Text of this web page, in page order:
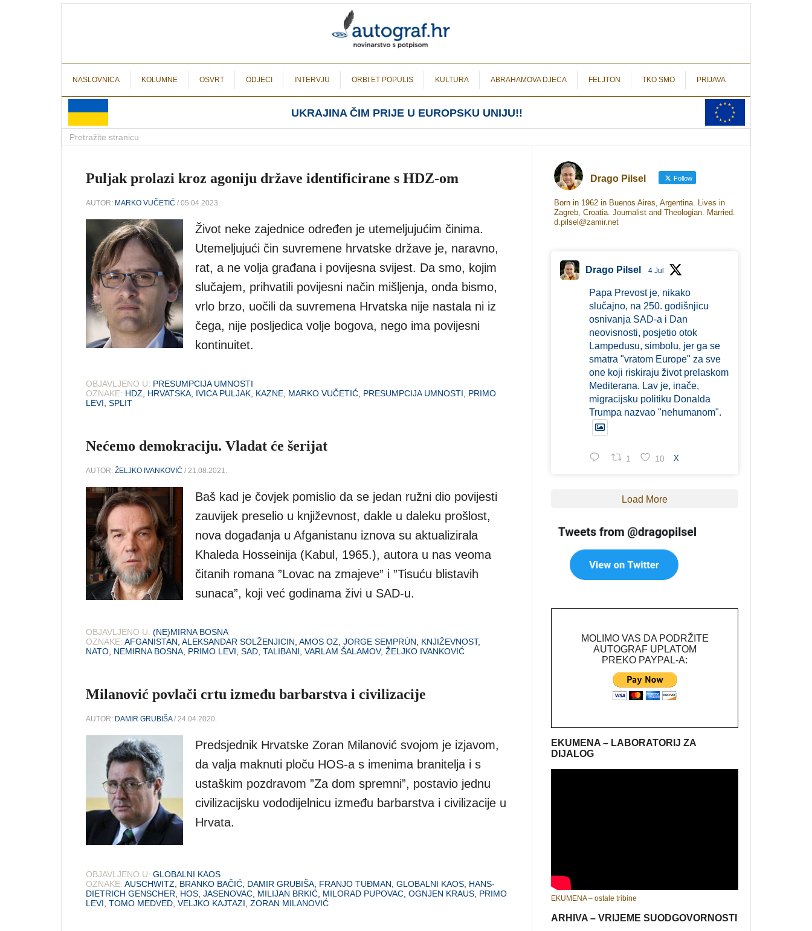
NASLOVNICA KOLUMNE OSVRT ODJECI INTERVJU ORBI ET POPULIS KULTURA ABRAHAMOVA DJECA FELJTON TKO SMO PRIJAVA
UKRAJINA ČIM PRIJE U EUROPSKU UNIJU!!
Puljak prolazi kroz agoniju države identificirane s HDZ-om
AUTOR: MARKO VUČETIĆ / 05.04.2023.
Život neke zajednice određen je utemeljujućim činima.
Utemeljujući čin suvremene hrvatske države je, naravno,
rat, a ne volja građana i povijesna svijest. Da smo, kojim
slučajem, prihvatili povijesni način mišljenja, onda bismo,
vrlo brzo, uočili da suvremena Hrvatska nije nastala ni iz
čega, nije posljedica volje bogova, nego ima povijesni
kontinuitet.
OBJAVLJENO U: PRESUMPCIJA UMNOSTI
OZNAKE: HDZ HRVATSKA IVICA PULJAK KAZNE MARKO VUČETIĆ PRESUMPCIJA UMNOSTI
PRIMO
LEVI SPLIT
Nećemo demokraciju. Vladat će šerijat
AUTOR: ŽELJKO IVANKOVIĆ / 21.08.2021.
Baš kad je čovjek pomislio da se jedan ružni dio povijesti
zauvijek preselio u književnost, dakle u daleku prošlost,
nova događanja u Afganistanu iznova su aktualizirala
Khaleda Hosseinija (Kabul, 1965.), autora u nas veoma
čitanih romana ”Lovac na zmajeve” i ”Tisuću blistavih
sunaca”, koji već godinama živi u SAD-u.
OBJAVLJENO U: (NE)MIRNA BOSNA
OZNAKE: AFGANISTAN ALEKSANDAR SOLŽENJICIN AMOS OZ JORGE SEMPRÚN KNJIŽEVNOST,
NATO NEMIRNA BOSNA PRIMO LEVI SAD TALIBANI VARLAM ŠALAMOV, ŽELJKO IVANKOVIĆ
Milanović povlači crtu između barbarstva i civilizacije
AUTOR: DAMIR GRUBIŠA/ 24.04.2020.
Predsjednik Hrvatske Zoran Milanović svojom je izjavom,
da valja maknuti ploču HOS-a s imenima branitelja i s
ustaškim pozdravom ”Za dom spremni”, postavio jednu
civilizacijsku vododijelnicu između barbarstva i civilizacije u
Hrvata.
OBJAVLJENO U: GLOBALNI KAOS
OZNAKE: AUSCHWITZ, BRANKO BAČIĆ, DAMIR GRUBIŠA, FRANJO TUĐMAN, GLOBALNI KAOS, HANS-
DIETRICH GENSCHER, HOS, JASENOVAC, MILIJAN BRKIĆ, MILORAD PUPOVAC, OGNJEN KRAUS, PRIMO
LEVI, TOMO MEDVED, VELJKO KAJTAZI, ZORAN MILANOVIĆ
Drago Pilsel Follow
Born in 1962 in Buenos Aires, Argentina. Lives in
Zagreb, Croatia. Journalist and Theologian. Married.
d.pilsel@zamir.net
Drago Pilsel 4 Jul
Papa Prevost je, nikako
slučajno, na 250. godišnjicu
osnivanja SAD-a i Dan
neovisnosti, posjetio otok
Lampedusu, simbolu, jer ga se
smatra "vratom Europe" za sve
one koji riskiraju život prelaskom
Mediterana. Lav je, inače,
migracijsku politiku Donalda
Trumpa nazvao "nehumanom".
1 10 X
Load More
MOLIMO VAS DA PODRŽITE
AUTOGRAF UPLATOM
PREKO PAYPAL-A:
EKUMENA – LABORATORIJ ZA
DIJALOG
EKUMENA – ostale tribine
ARHIVA – VRIJEME SUODGOVORNOSTI